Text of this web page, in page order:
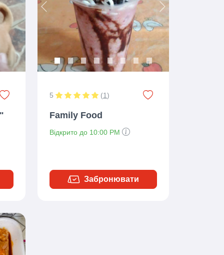
Previous Next
5 (1)
Family Food
Відкрито до 10:00 PM
Забронювати